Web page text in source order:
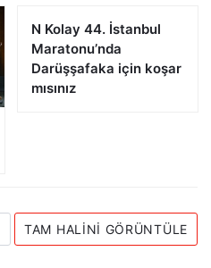
N Kolay 44. İstanbul
Maratonu’nda
Darüşşafaka için koşar
mısınız
TAM HALINI GÖRÜNTÜLE